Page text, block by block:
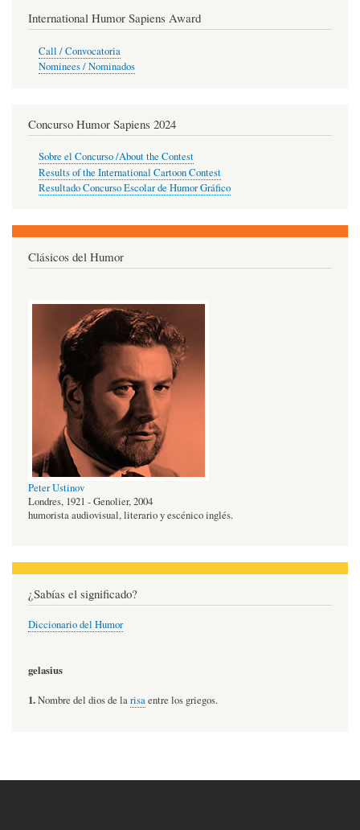
International Humor Sapiens Award
Call / Convocatoria
Nominees / Nominados
Concurso Humor Sapiens 2024
Sobre el Concurso /About the Contest
Results of the International Cartoon Contest
Resultado Concurso Escolar de Humor Gráfico
Clásicos del Humor
Peter Ustinov
Londres, 1921 - Genolier, 2004
humorista audiovisual, literario y escénico inglés.
¿Sabías el significado?
Diccionario del Humor
gelasius
1.Nombre del dios de larisaentre los griegos.